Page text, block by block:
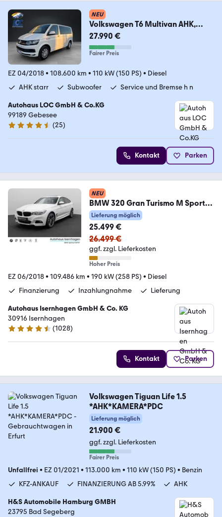
NEU
Volkswagen T6 Multivan AHK,
DSG, Alarmanlage
27.990 €
Fairer Preis
EZ 04/2018• 108.600 km • 110 kW (150 PS) • Diesel
AHK starr
Subwoofer Service und Bremse h n
Autohaus LOC GmbH & Co.KG
99189 Gebesee
4.7 Sterne
(25)
Kontakt Parken
NEU
BMW 320 Gran Turismo M Sport
Kamera Alarm HUD 19Zoll
Lieferung möglich
25.499 €
26.499 €
ggf. zzgl. Lieferkosten
Hoher Preis
EZ 06/2018• 109.486 km • 190 kW (258 PS) • Diesel
Finanzierung
Inzahlungnahme Lieferung
Autohaus Isernhagen GmbH & Co. KG
30916 Isernhagen
4.5 Sterne
(1028)
Kontakt Parken
Volkswagen Tiguan Life 1.5
*AHK*KAMERA*PDC
Lieferung möglich
21.900 €
ggf. zzgl. Lieferkosten
Fairer Preis
Unfallfrei • EZ 01/2021 • 113.000 km • 110 kW (150 PS) • Benzin
KFZ-ANKAUF
FINANZIERUNG AB 5.99% AHK
H&S Automobile Hamburg GMBH
23795 Bad Segeberg